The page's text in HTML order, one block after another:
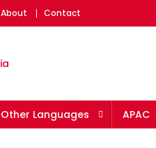
About Contact
Other Languages APAC